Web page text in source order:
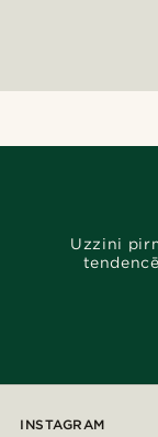
Uzzini
INSTAGRAM